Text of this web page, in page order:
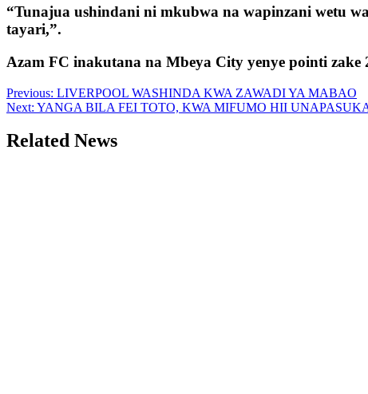
“Tunajua ushindani ni mkubwa na wapinzani wetu
tayari,”.
Azam FC inakutana na Mbeya City yenye pointi zake
Post
navigation
Previous: LIVERPOOL WASHINDA KWA ZAWADI YA MABAO
Next: YANGA BILA FEI TOTO, KWA MIFUMO HII
Related News